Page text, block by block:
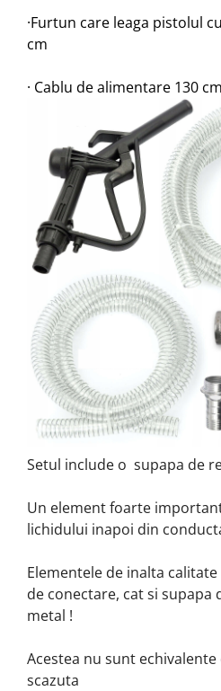
·Furtun care leaga pistolul
cm
· Cablu de alimentare 130
Setul include o supapa de
Un element foarte
lichidului inapoi din
Elementele de inalta
de conectare, cat si supapa
metal !
Acestea nu sunt
scazuta